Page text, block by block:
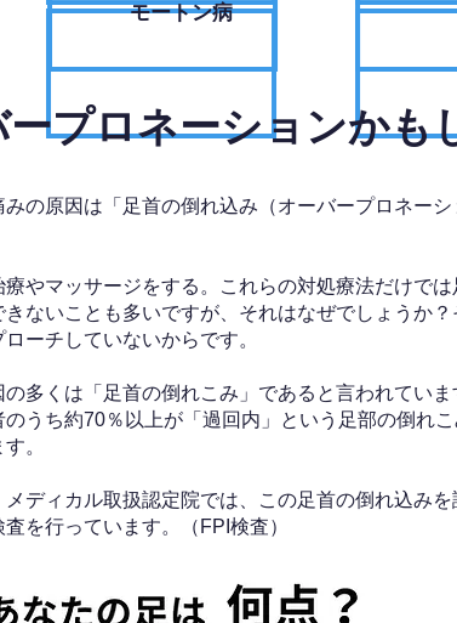
モートン病
プロネーションかも
の原因は「足首の倒れ込み（オーバープロネー
やマッサージをする。これらの対処療法だけで
ないことも多いですが、それはなぜでしょうか
ーチしていないからです。
多くは「足首の倒れこみ」であると言われていま
うち約70％以上が「過回内」という足部の倒れ
。
ディカル取扱認定院では、この足首の倒れ込み
を行っています。（FPI検査）​